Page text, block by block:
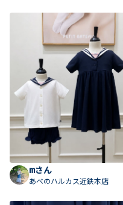
mさん
あべのハルカス近鉄本店